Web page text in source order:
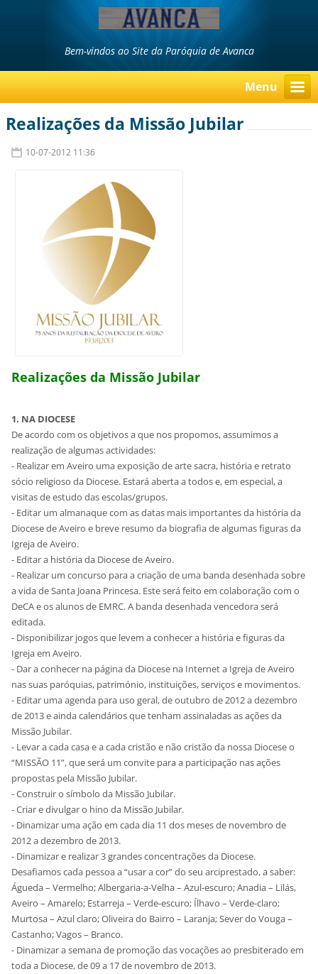
Bem-vindos ao Site da Paróquia de Avanca
Menu
Realizações da Missão Jubilar
10-07-2012 11:36
Realizações da Missão Jubilar
1. NA DIOCESE
De acordo com os objetivos a que nos propomos, assumimos a
realização de algumas actividades:
- Realizar em Aveiro uma exposição de arte sacra, história e retrato
sócio religioso da Diocese. Estará aberta a todos e, em especial, a
visitas de estudo das escolas/grupos.
- Editar um almanaque com as datas mais importantes da história da
Diocese de Aveiro e breve resumo da biografia de algumas figuras da
Igreja de Aveiro.
- Editar a história da Diocese de Aveiro.
- Realizar um concurso para a criação de uma banda desenhada sobre
a vida de Santa Joana Princesa. Este será feito em colaboração com o
DeCA e os alunos de EMRC. A banda desenhada vencedora será
editada.
- Disponibilizar jogos que levem a conhecer a história e figuras da
Igreja em Aveiro.
- Dar a conhecer na página da Diocese na Internet a Igreja de Aveiro
nas suas paróquias, património, instituições, serviços e movimentos.
- Editar uma agenda para uso geral, de outubro de 2012 a dezembro
de 2013 e ainda calendários que tenham assinaladas as ações da
Missão Jubilar.
- Levar a cada casa e a cada cristão e não cristão da nossa Diocese o
“MISSÃO 11”, que será um convite para a participação nas ações
propostas pela Missão Jubilar.
- Construir o símbolo da Missão Jubilar.
- Criar e divulgar o hino da Missão Jubilar.
- Dinamizar uma ação em cada dia 11 dos meses de novembro de
2012 a dezembro de 2013.
- Dinamizar e realizar 3 grandes concentrações da Diocese.
Desafiamos cada pessoa a “usar a cor” do seu arciprestado, a saber:
Águeda – Vermelho; Albergaria-a-Velha – Azul-escuro; Anadia – Lilás,
Aveiro – Amarelo; Estarreja – Verde-escuro; Ílhavo – Verde-claro;
Murtosa – Azul claro; Oliveira do Bairro – Laranja; Sever do Vouga –
Castanho; Vagos – Branco.
- Dinamizar a semana de promoção das vocações ao presbiterado em
toda a Diocese, de 09 a 17 de novembro de 2013.